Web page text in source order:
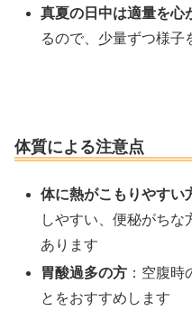
真夏の日中は適量を心
るので、少量ずつ様子
体質による注意点
体に熱がこもりやすい
しやすい、便秘がち
あります
胃酸過多の方 ：空腹
とをおすすめします